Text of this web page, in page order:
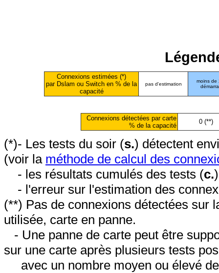
Connexions estimées (*)
par Dslam ou Switch en % de la
capacité
pas d'estimation
moins de
Connexions détectées par carte
% de la capacité
0 (**)
(*)- Les tests du soir (s.) détectent
(voir la méthode de calcul des
- les résultats cumulés des tests (c.
- l'erreur sur l'estimation des
(**) Pas de connexions détectées sur
utilisée, carte en panne.
- Une panne de carte peut être
sur une carte après plusieurs tests
avec un nombre moyen ou élevé